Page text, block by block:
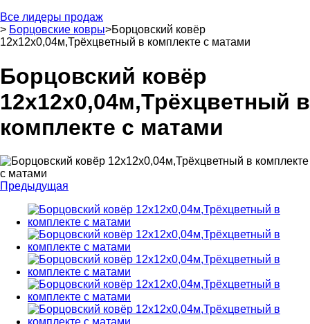
Все лидеры продаж
> Борцовские ковры>Борцовский ковёр
12х12х0,04м,Трёхцветный в комплекте с матами
Борцовский ковёр
12х12х0,04м,Трёхцветный в
комплекте с матами
Предыдущая